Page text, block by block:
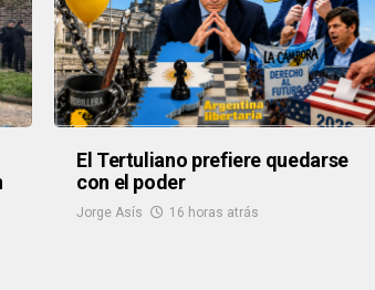
El Tertuliano prefiere quedarse
con el poder
Jorge Asís 16 horas atrás